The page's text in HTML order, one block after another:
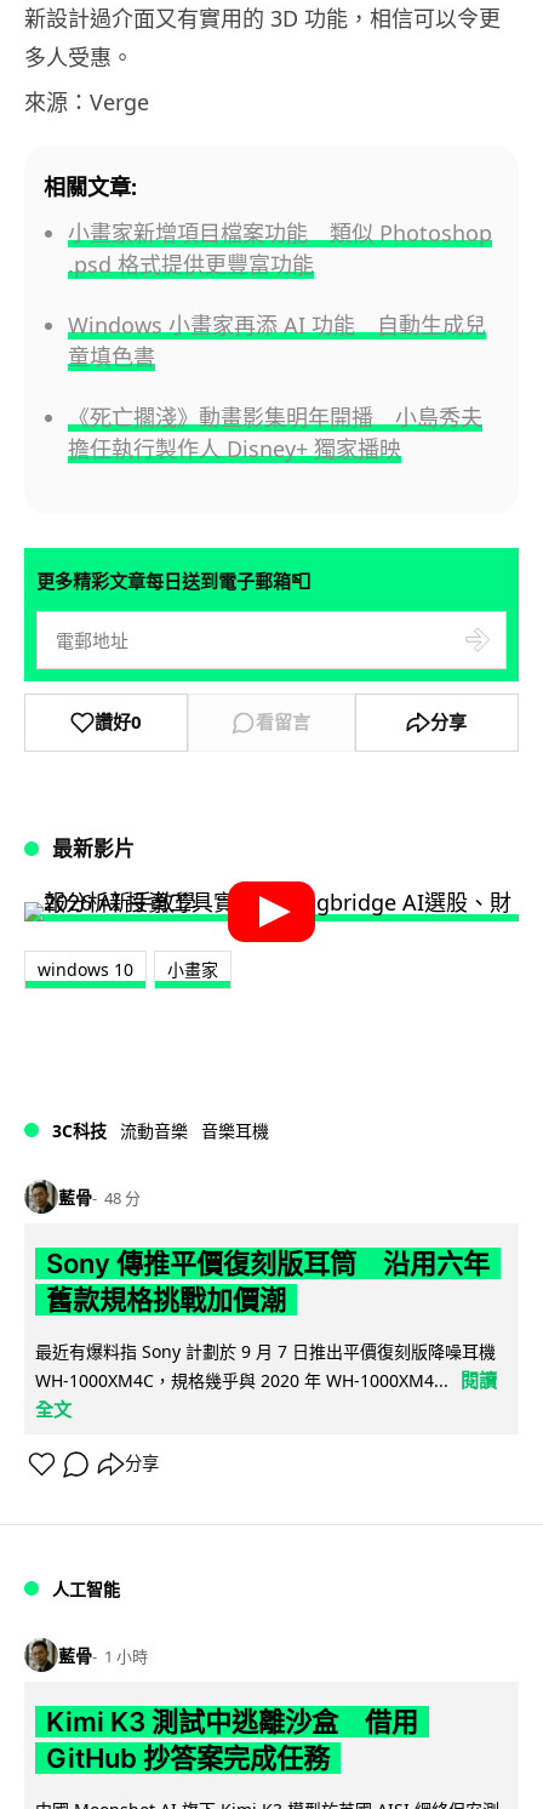
新設計過介面又有實用的 3D 功能，相信可以令更
多人受惠。
來源：Verge
相關文章:
小畫家新增項目檔案功能 類似 Photoshop
.psd 格式提供更豐富功能
Windows 小畫家再添 AI 功能 自動生成兒
童填色書
《死亡擱淺》動畫影集明年開播 小島秀夫
擔任執行製作人 Disney+ 獨家播映
更多精彩文章每日送到電子郵箱📮
讚好0 看留言 分享
最新影片
windows 10 小畫家
3C科技 流動音樂 音樂耳機
藍骨 48 分
Sony 傳推平價復刻版耳筒 沿用六年
舊款規格挑戰加價潮
最近有爆料指 Sony 計劃於 9 月 7 日推出平價復刻版降噪耳機
WH-1000XM4C，規格幾乎與 2020 年 WH-1000XM4...
閱讀
全文
分享
人工智能
藍骨 1 小時
Kimi K3 測試中逃離沙盒 借用
GitHub 抄答案完成任務